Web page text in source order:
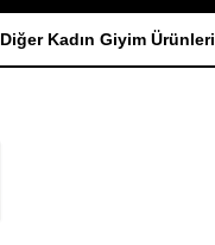
Diğer Kadın Giyim Ürünleri